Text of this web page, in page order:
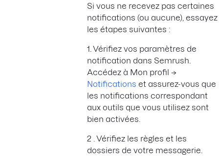
Si vous ne recevez pas certaines
notifications (ou aucune), essayez
les étapes suivantes :
1. Vérifiez vos paramètres de
notification dans Semrush.
Accédez à Mon profil →
Notifications et assurez-vous que
les notifications correspondant
aux outils que vous utilisez sont
bien activées.
2 . Vérifiez les règles et les
dossiers de votre messagerie.